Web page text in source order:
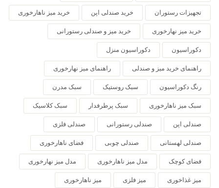
تجهیزات رستوران خرید صندلی اپن خرید میز ناهارخوری
خرید میز نهارخوری خرید میز و صندلی رستورانی
دکوراسیون دکوراسیون منزل
راهنمای خرید میز و صندلی راهنمای میز نهارخوری
رنگ دکوراسیون سبک روستیک سبک مدرن
سبک میز ناهارخوری سبک پرطرفدار سبک کلاسیک
صندلی اپن صندلی رستورانی صندلی فلزی
صندلی لهستانی صندلی چوبی فضای ناهارخوری
فضای کوچک مدل میز ناهارخوری مدل میز نهارخوری
میز غذاخوری میز فلزی میز ناهارخوری